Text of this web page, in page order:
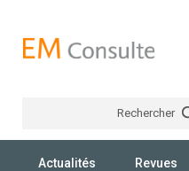
Rechercher
Actualités Revues